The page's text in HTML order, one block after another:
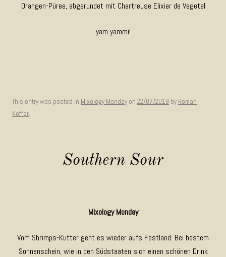
Orangen-Püree, abgerundet mit Chartreuse Elixier de Vegetal
yam yammi!
This entry was posted in Mixology Monday on 22/07/2019 by Roman
Koffer.
Southern Sour
Mixology Monday
Vom Shrimps-Kutter geht es wieder aufs Festland. Bei bestem
Sonnenschein, wie in den Südstaaten sich einen schönen Drink